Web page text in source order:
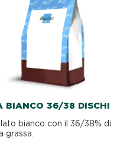
BIANCO 36/38 DISCHI
bianco con il 36/38% di
grassa.